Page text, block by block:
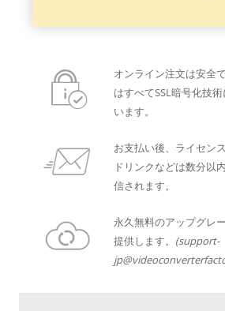
オンライン注文は安全
はすべてSSL暗号化技
います。
お支払い後、ライセン
ドリンクなどは数分以
信されます。
永久無料のアップグレ
提供します。 (support-